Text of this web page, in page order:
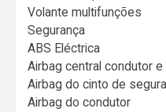
Volante multifunções
Segurança
ABS Eléctrica
Airbag central condutor
Airbag do cinto de
Airbag do condutor